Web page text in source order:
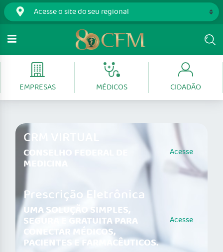
EMPRESAS MÉDICOS CIDADÃO
CRM VIRTUAL
CONSELHO FEDERAL DE
MEDICINA
Acesse
Prescrição Eletrônica
UMA SOLUÇÃO SIMPLES,
SEGURA E GRATUITA PARA
CONECTAR MÉDICOS,
PACIENTES E FARMACÊUTICOS.
Acesse